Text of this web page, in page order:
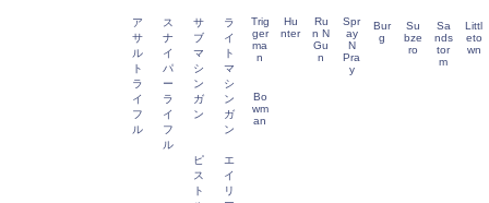
ア
サ
ル
ト
ラ
イ
フ
ル
ス
ナ
イ
パ
ー
ラ
イ
フ
ル
サ
ブ
マ
シ
ン
ガ
ン
ラ
イ
ト
マ
シ
ン
ガ
ン
ピ
ス
ト
エ
イ
リ
Trig
ger
ma
n
Hu
nter
Ru
n N
Gu
n
Spr
ay
N
Pra
y
Bo
wm
an
Bur
g
Su
bze
ro
Sa
nds
tor
m
Littl
eto
wn